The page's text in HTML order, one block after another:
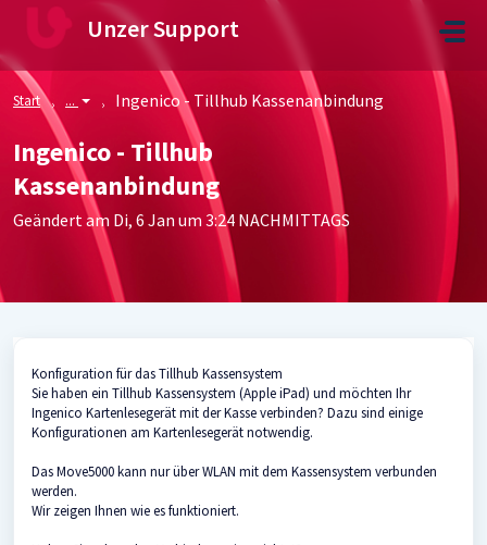
Zum hauptsächlichen Inhalt gehen
Unzer Support
Start ... Ingenico - Tillhub Kassenanbindung
Ingenico - Tillhub
Kassenanbindung
Geändert am Di, 6 Jan um 3:24 NACHMITTAGS
Konfiguration für das Tillhub Kassensystem
Sie haben ein Tillhub Kassensystem (Apple iPad) und möchten Ihr
Ingenico Kartenlesegerät mit der Kasse verbinden? Dazu sind einige
Konfigurationen am Kartenlesegerät notwendig.
Das Move5000 kann nur über WLAN mit dem Kassensystem verbunden
werden.
Wir zeigen Ihnen wie es funktioniert.